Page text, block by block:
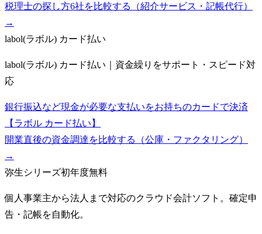
税理士の探し方6社を比較する（紹介サービス・記帳代行）
→
labol(ラボル) カード払い
labol(ラボル) カード払い｜資金繰りをサポート・スピード対
応
銀行振込など現金が必要な支払いをお持ちのカードで決済
【ラボル カード払い】
開業直後の資金調達を比較する（公庫・ファクタリング）
→
弥生シリーズ初年度無料
個人事業主から法人まで対応のクラウド会計ソフト。確定申
告・記帳を自動化。